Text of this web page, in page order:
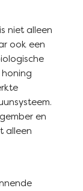
niet alleen
ook een
en
alleen